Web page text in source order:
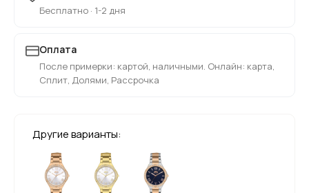
Бесплатно · 1-2 дня
Оплата
После примерки: картой, наличными. Онлайн: карта,
Сплит, Долями, Рассрочка
Другие варианты: